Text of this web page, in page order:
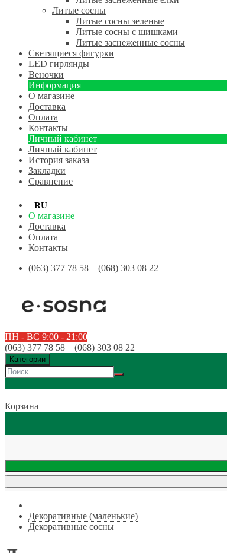
Литые сосны
Литые сосны зеленые
Литые сосны с шишками
Литые заснеженные сосны
Светящиеся фигурки
LED гирлянды
Веночки
Информация
О магазине
Доставка
Оплата
Контакты
Личный кабинет
Личный кабинет
История заказа
Закладки
Сравнение
RU
О магазине
Доставка
Оплата
Контакты
(063) 377 78 58 (068) 303 08 22
ПН - ВС 9:00 - 21:00
(063) 377 78 58 (068) 303 08 22
Категории
Корзина
Декоративные (маленькие)
Декоративные сосны